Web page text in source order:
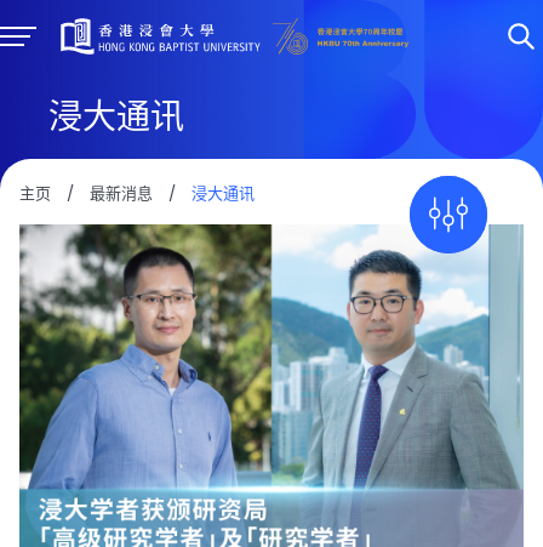
浸大通讯
主页 / 最新消息 / 浸大通讯